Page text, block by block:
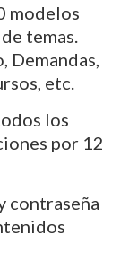
modelos
temas.
etc.
los
por 12
contraseña